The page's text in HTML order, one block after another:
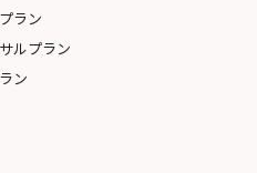
ラン
ルプラン
ン